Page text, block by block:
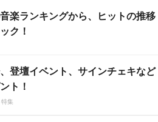
楽ランキングから、ヒットの推移
ク！
登壇イベント、サインチェキなど
ト！
集